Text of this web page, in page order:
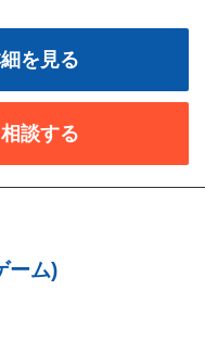
を見る
談する
ーム)